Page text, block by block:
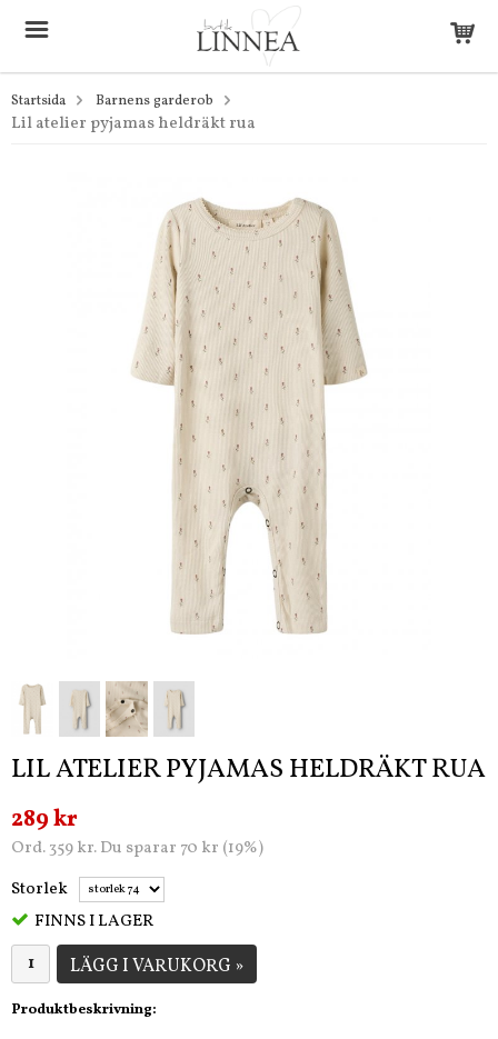
Startsida Barnens garderob
Lil atelier pyjamas heldräkt rua
LIL ATELIER PYJAMAS HELDRÄKT RUA
289 kr
Ord. 359 kr. Du sparar 70 kr (19%)
Storlek
FINNS I LAGER
LÄGG I VARUKORG »
Produktbeskrivning: